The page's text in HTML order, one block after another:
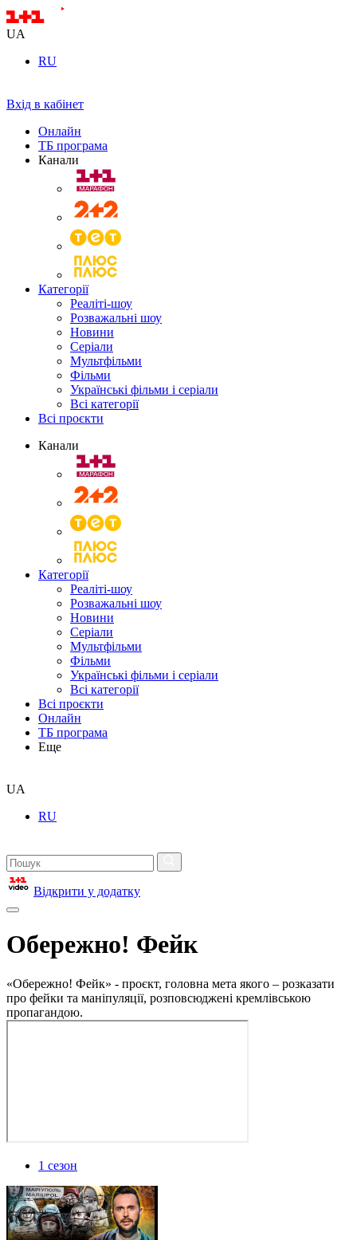
UA
RU
Вхід в кабінет
Онлайн
ТБ програма
Канали
Категорії
Реаліті-шоу
Розважальні шоу
Новини
Серіали
Мультфільми
Фільми
Українські фільми і серіали
Всі категорії
Всі проєкти
Канали
Категорії
Реаліті-шоу
Розважальні шоу
Новини
Серіали
Мультфільми
Фільми
Українські фільми і серіали
Всі категорії
Всі проєкти
Онлайн
ТБ програма
Еще
UA
RU
Відкрити у додатку
Обережно! Фейк
«Обережно! Фейк» - проєкт, головна мета якого – розказати
про фейки та маніпуляції, розповсюджені кремлівською
пропагандою.
1 сезон